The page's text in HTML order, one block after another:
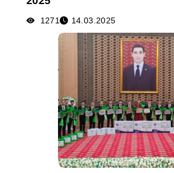
1271 14.03.2025